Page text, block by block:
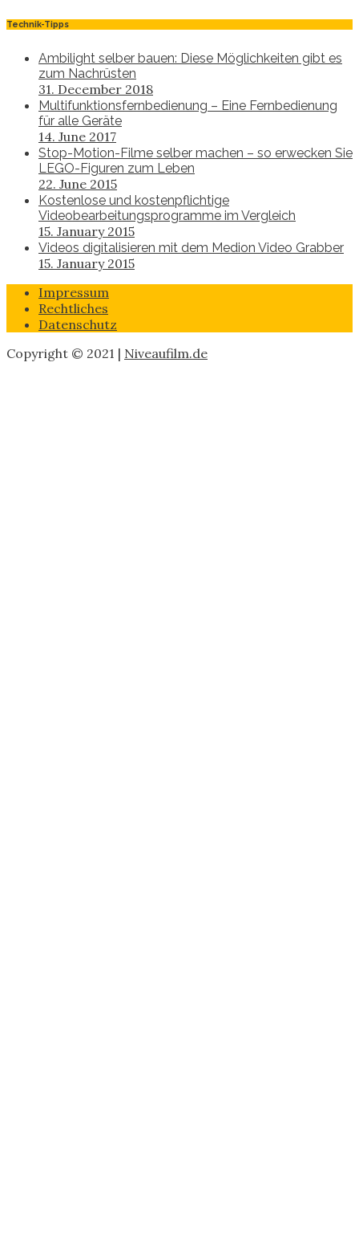
Technik-Tipps
Ambilight selber bauen: Diese Möglichkeiten gibt es
zum Nachrüsten
31. December 2018
Multifunktionsfernbedienung – Eine Fernbedienung
für alle Geräte
14. June 2017
Stop-Motion-Filme selber machen – so erwecken Sie
LEGO-Figuren zum Leben
22. June 2015
Kostenlose und kostenpflichtige
Videobearbeitungsprogramme im Vergleich
15. January 2015
Videos digitalisieren mit dem Medion Video Grabber
15. January 2015
Impressum
Rechtliches
Datenschutz
Copyright © 2021 | Niveaufilm.de